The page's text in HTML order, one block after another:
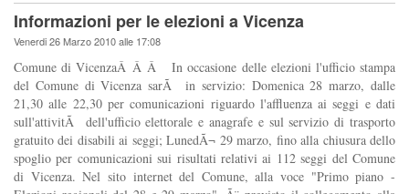
Informazioni per le elezioni a Vicenza
Venerdi 26 Marzo 2010 alle 17:08
Comune di VicenzaÂ Â Â In occasione delle elezioni l'ufficio stampa
del Comune di Vicenza sarÃ in servizio: Domenica 28 marzo, dalle
21,30 alle 22,30 per comunicazioni riguardo l'affluenza ai seggi e dati
sull'attivitÃ dell'ufficio elettorale e anagrafe e sul servizio di trasporto
gratuito dei disabili ai seggi; LunedÃ¬ 29 marzo, fino alla chiusura dello
spoglio per comunicazioni sui risultati relativi ai 112 seggi del Comune
di Vicenza. Nel sito internet del Comune, alla voce "Primo piano -